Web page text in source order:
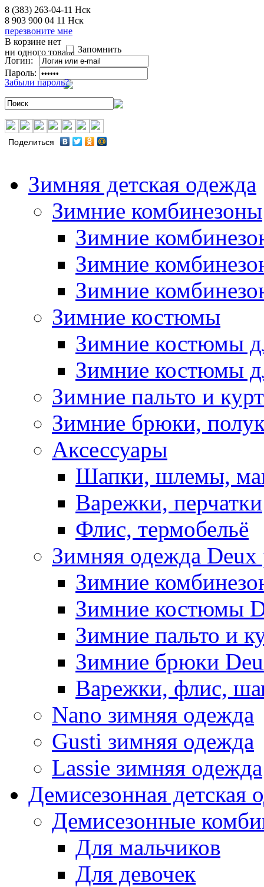
8 (383) 263-04-11 Нск
8 903 900 04 11 Нск
перезвоните мне
В корзине нет
ни одного товара Запомнить
Логин:
Пароль:
Забыли пароль?
Поделиться
Зимняя детская одежда
Зимние комбинезоны
Зимние
Зимние
Зимние
Зимние костюмы
Зимние костюмы
Зимние костюмы
Зимние пальто и
Зимние брюки,
Аксессуары
Шапки, шлемы,
Варежки, перчатки
Флис, термобельё
Зимняя одежда Deux
Зимние
Зимние костюмы
Зимние пальто и
Зимние брюки
Варежки, флис,
Nano зимняя одежда
Gusti зимняя одежда
Lassie зимняя одежда
Демисезонная детская
Демисезонные
Для мальчиков
Для девочек